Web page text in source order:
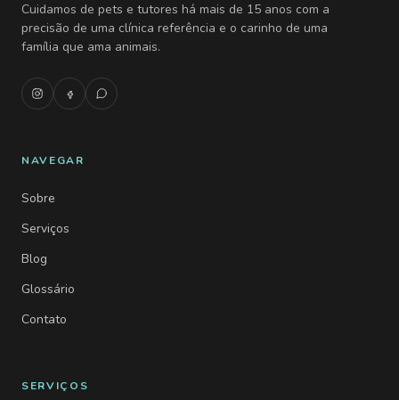
Cuidamos de pets e tutores há mais de 15 anos com a
precisão de uma clínica referência e o carinho de uma
família que ama animais.
NAVEGAR
Sobre
Serviços
Blog
Glossário
Contato
SERVIÇOS